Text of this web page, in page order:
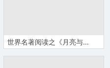
世界名著阅读之《月亮与六便士》长篇小说艺术特色鉴赏分析课件通用PPT模板